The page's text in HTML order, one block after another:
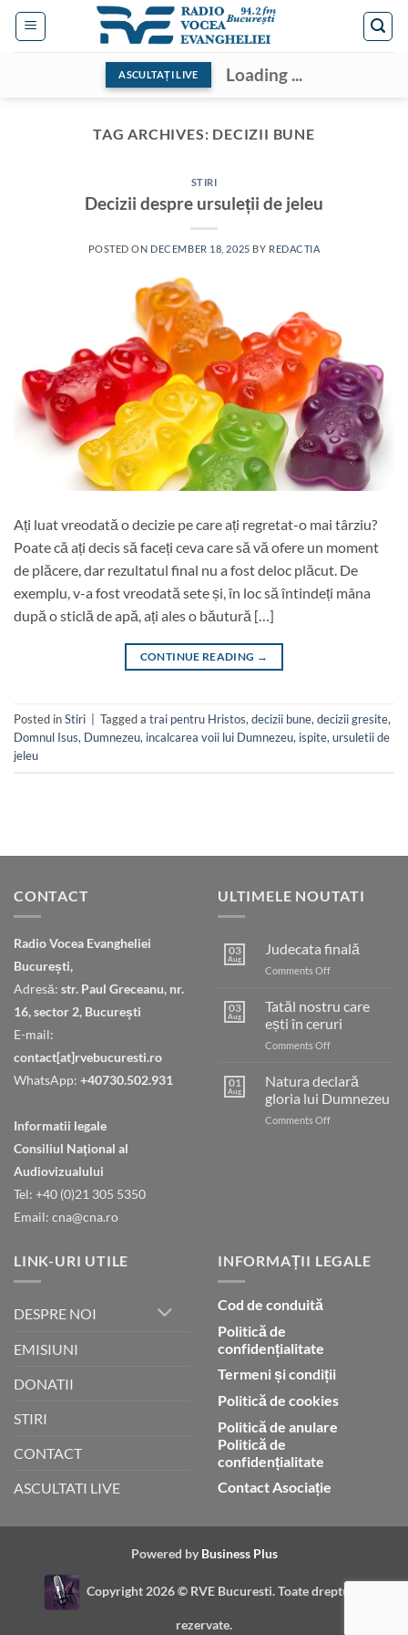
Skip
ASCULTAȚI LIVE Loading ...
TAG ARCHIVES: DECIZII BUNE
STIRI
Decizii despre ursuleții de jeleu
POSTED ON DECEMBER 18, 2025 BY REDACTIA
Ați luat vreodată o decizie pe care ați regretat-o ​​mai târziu?
Poate că ați decis să faceți ceva care să vă ofere un moment
de plăcere, dar rezultatul final nu a fost deloc plăcut. De
exemplu, v-a fost vreodată sete și, în loc să întindeți mâna
după o sticlă de apă, ați ales o băutură […]
CONTINUE READING →
Posted inStiri Taggeda trai pentru Hristos, decizii bune, decizii gresite,
Domnul Isus, Dumnezeu, incalcarea voii lui Dumnezeu, ispite, ursuletii de
jeleu
CONTACT
Radio Vocea Evangheliei
București,
Adresă: str. Paul Greceanu, nr.
16, sector 2, București
E-mail:
contact[at]rvebucuresti.ro
WhatsApp: +40730.502.931
Informatii legale
Consiliul Naţional al
Audiovizualului
Tel: +40 (0)21 305 5350
Email: cna@cna.ro
ULTIMELE NOUTATI
03
Aug
Judecata finală
Comments Offon
03
Aug
Tatăl nostru care
ești în ceruri
Comments Offon
nostru
care
ești
în
01
Aug
Natura declară
gloria lui Dumnezeu
Comments Offon
LINK-URI UTILE
DESPRE NOI
EMISIUNI
DONATII
STIRI
CONTACT
ASCULTATI LIVE
INFORMAȚII LEGALE
Cod de conduită
Politică de
confidențialitate
Termeni și condiții
Politică de cookies
Politică de anulare
Politică de
confidențialitate
Contact Asociație
Powered by Business Plus
Copyright 2026 © RVE Bucuresti. Toate drepturile
rezervate.